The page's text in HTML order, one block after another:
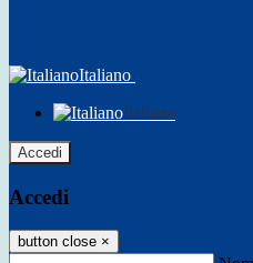
Italiano
Italiano
Accedi
Accedi
button close ×